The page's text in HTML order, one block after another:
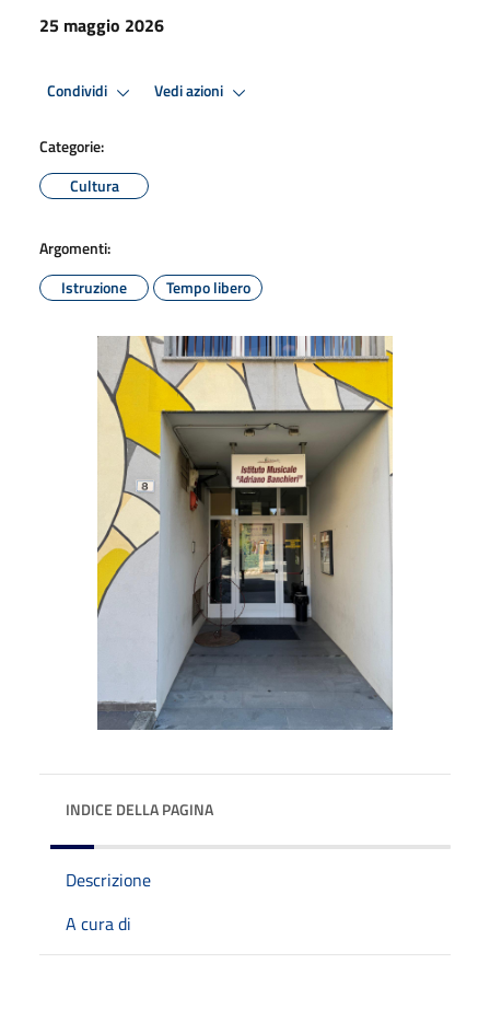
25 maggio 2026
Condividi Vedi azioni
Categorie:
Cultura
Argomenti:
Istruzione
Tempo libero
INDICE DELLA PAGINA
Descrizione
A cura di